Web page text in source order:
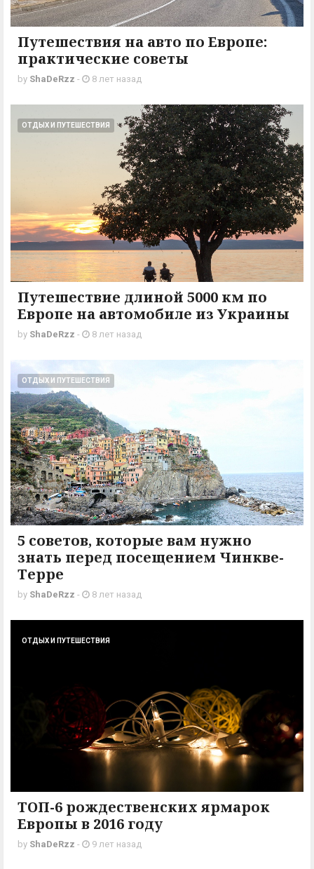
Путешествия на авто по Европе:
практические советы
by ShaDeRzz - 8 лет назад
ОТДЫХ И ПУТЕШЕСТВИЯ
Путешествие длиной 5000 км по
Европе на автомобиле из Украины
by ShaDeRzz - 8 лет назад
ОТДЫХ И ПУТЕШЕСТВИЯ
5 советов, которые вам нужно
знать перед посещением Чинкве-
Терре
by ShaDeRzz - 8 лет назад
ОТДЫХ И ПУТЕШЕСТВИЯ
ТОП-6 рождественских ярмарок
Европы в 2016 году
by ShaDeRzz - 9 лет назад